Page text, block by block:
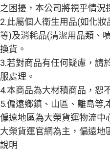
https://aftee.tw/terms/#terms3
３．未成年的使用者請事先徵得法定
「AFTEE先享後付」，若未經同意申
任。
４．使用「AFTEE先享後付」時，將
時審查核予不同之上限額度；若仍有
請求用戶進行身份認證。
５．嚴禁一人註冊多個帳號或使用他
恩沛科技股份有限公司將有權停止該
之困擾，本公司將視乎情況
2.此屬個人衛生用品(如化
等)及消耗品(清潔用品類、
換貨。
3.若對商品有任何疑慮，請
服處理。
4.本商品為大材積商品，恕
5.偏遠鄉鎮、山區、離島等,
偏遠地區為大榮貨運物流中
大榮貨運官網為主，偏遠地
說明